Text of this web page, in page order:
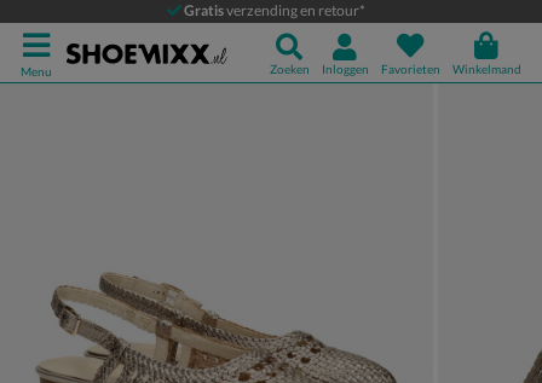
Gratisverzending en retour*
Menu Zoeken Inloggen Favorieten Winkelmand
Ballerinas & instappers